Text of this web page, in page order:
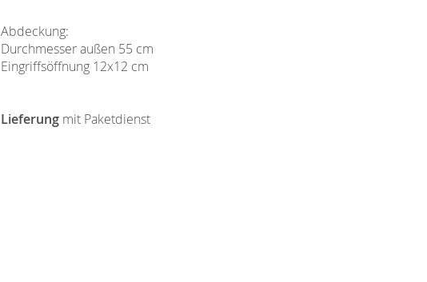
Abdeckung:
Durchmesser außen 55 cm
Eingriffsöffnung 12x12 cm
Lieferung mit Paketdienst